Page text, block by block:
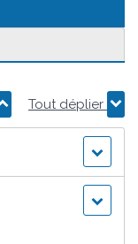
Tout déplier